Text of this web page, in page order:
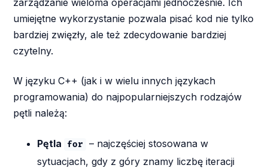
zarządzanie wieloma operacjami jednocześnie. Ich
umiejętne wykorzystanie pozwala pisać kod nie tylko
bardziej zwięzły, ale też zdecydowanie bardziej
czytelny.
W języku C++ (jak i w wielu innych językach
programowania) do najpopularniejszych rodzajów
pętli należą:
Pętla for
– najczęściej stosowana w
sytuacjach, gdy z góry znamy liczbę iteracji